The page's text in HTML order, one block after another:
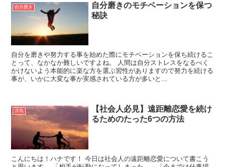
自分磨き
自分磨きのモチベーションを保つ
秘訣
自分を磨きや努力する事を始めた際にモチベーションを保ち続けるこ
とって、なかなか難しいですよね。 人間は自分ストレスをなるべく
かけないよう本能的に楽な方を選ぶ習性がありますので努力を続ける
事が、いかに大変な事か実感されている方が多いと...
浮気
【社会人必見】遠距離恋愛を続け
るためのたった6つの方法
こんにちは！ハナです！ 今日は社会人の遠距離恋愛について書こう